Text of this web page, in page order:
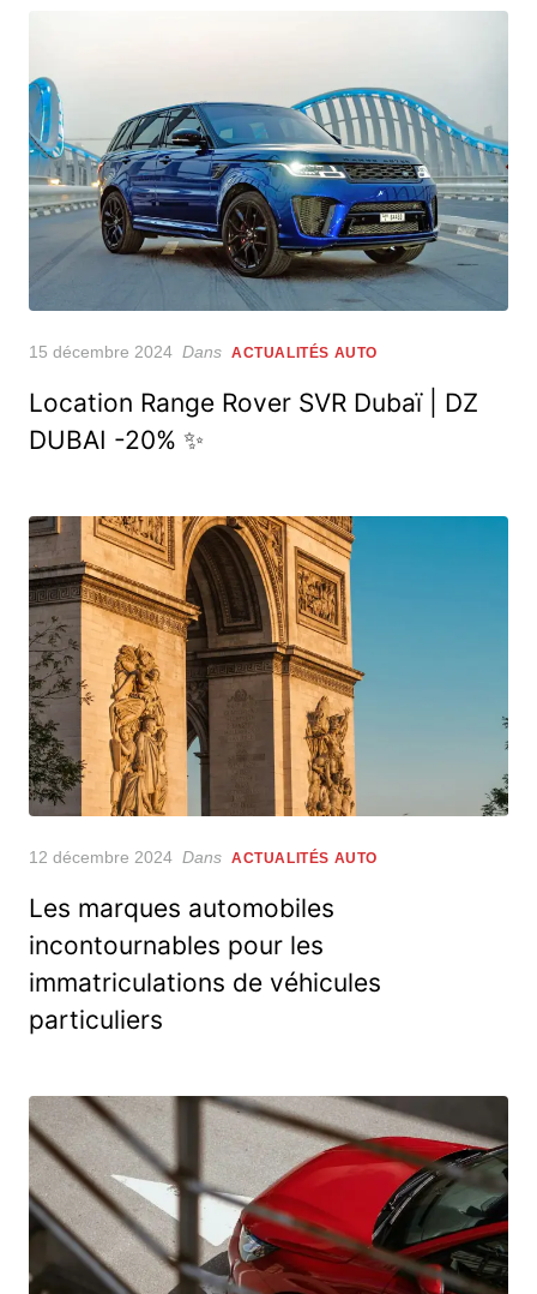
Posted
15 décembre 2024 Dans ACTUALITÉS AUTO
Location Range Rover SVR Dubaï | DZ
DUBAI -20% ✨
Posted
12 décembre 2024 Dans ACTUALITÉS AUTO
Les marques automobiles
incontournables pour les
immatriculations de véhicules
particuliers